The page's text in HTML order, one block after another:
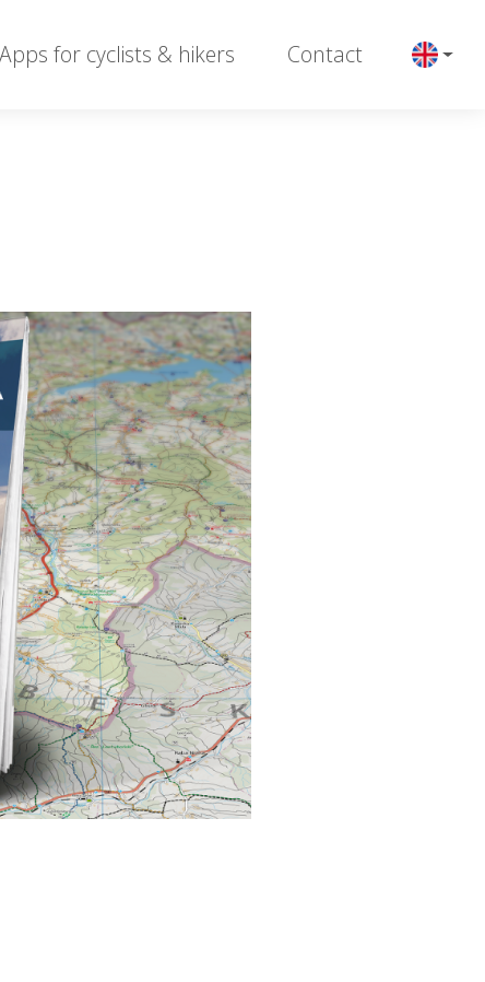
Apps for cyclists & hikers Contact